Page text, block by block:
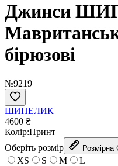
Джинси
бірюзові
№9219
ШИПЕЛИК
4600 ₴
Колір:Принт
Оберіть розмір
Розмірна
XS S M L